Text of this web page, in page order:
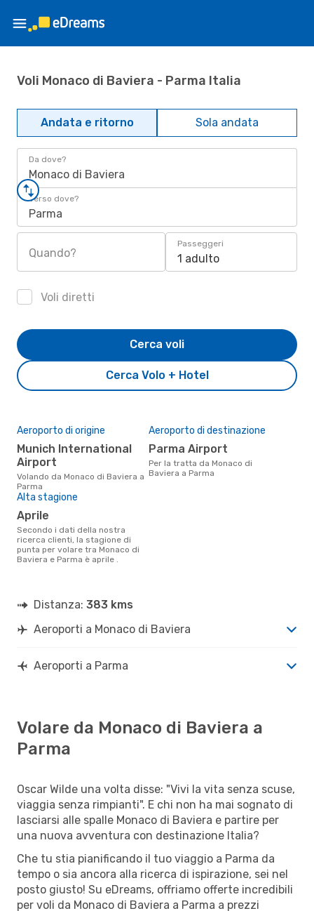
Voli Monaco di Baviera - Parma Italia
Andata e ritorno Sola andata
Da dove?
Monaco di Baviera
Verso dove?
Parma
Quando?
Passeggeri
1 adulto
Voli diretti
Cerca Volo + Hotel
Cerca voli
Aeroporto di origine
Munich International
Airport
Volando da Monaco di Baviera a
Parma
Aeroporto di destinazione
Parma Airport
Per la tratta da Monaco di
Baviera a Parma
Alta stagione
aprile
Secondo i dati della nostra
ricerca clienti, la stagione di
punta per volare tra Monaco di
Baviera e Parma è aprile .
Distanza: 383 kms
Aeroporti a Monaco di Baviera
Aeroporti a Parma
Volare da Monaco di Baviera a
Parma
Oscar Wilde una volta disse: "Vivi la vita senza scuse,
viaggia senza rimpianti". E chi non ha mai sognato di
lasciarsi alle spalle Monaco di Baviera e partire per
una nuova avventura con destinazione Italia?
Che tu stia pianificando il tuo viaggio a Parma da
tempo o sia ancora alla ricerca di ispirazione, sei nel
posto giusto! Su eDreams, offriamo offerte incredibili
per voli da Monaco di Baviera a Parma a prezzi